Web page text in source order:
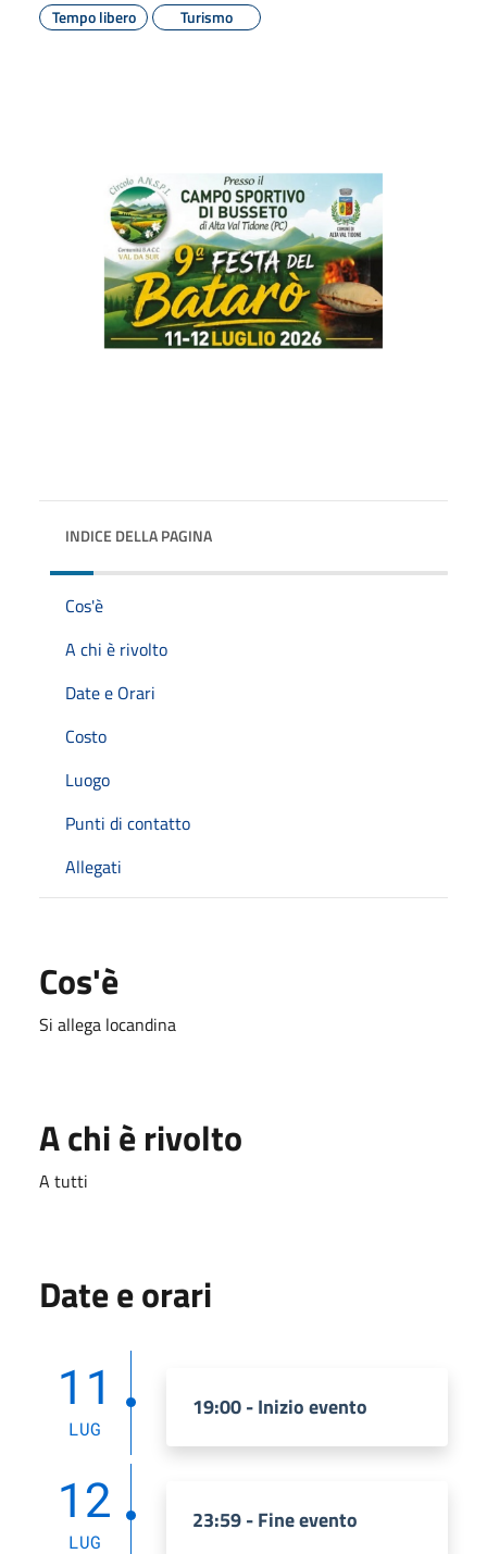
Tempo libero
Turismo
INDICE DELLA PAGINA
Cos'è
A chi è rivolto
Date e Orari
Costo
Luogo
Punti di contatto
Allegati
Cos'è
Si allega locandina
A chi è rivolto
A tutti
Date e orari
11
LUG
19:00 - Inizio evento
12
LUG
23:59 - Fine evento